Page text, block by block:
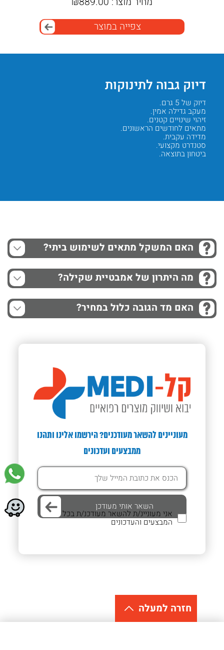
צפייה במוצר
דיוק גבוה לתינוקות
דיוק של 5 גרם.
מעקב גדילה אמין.
זיהוי שינויים קטנים.
מתאים לחודשים הראשונים.
מדידה עקבית.
סטנדרט מקצועי.
ביטחון בתוצאה.
האם המשקל מתאים לשימוש ביתי?
מה היתרון של אמבטיית שקילה?
האם מד הגובה כלול במחיר?
מעוניינים להשאר מעודכנים? הירשמו אלינו ותהנו
ממבצעים ועדכונים
אני מעוניינ/ת להשאר מעודכנ/ת בכל
המבצעים והעדכונים
חזרה למעלה